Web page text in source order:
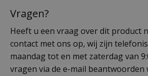
Vragen?
Heeft u een vraag over dit product
contact met ons op, wij zijn
maandag tot en met zaterdag van
vragen via de e-mail beantwoorden